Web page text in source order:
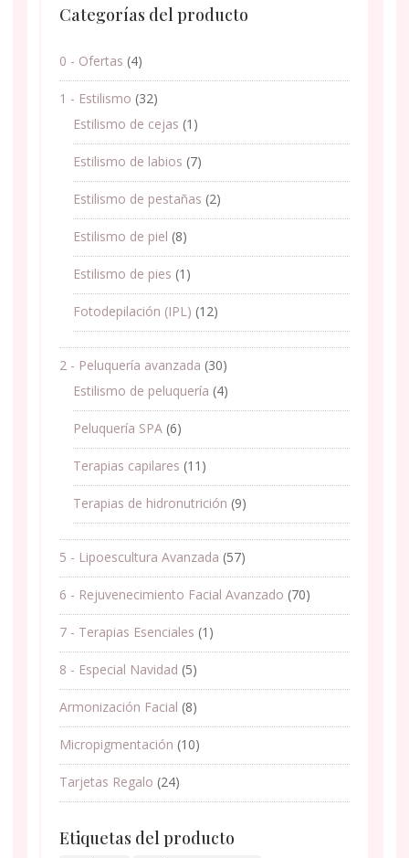
Categorías del producto
0 - Ofertas (4)
1 - Estilismo (32)
Estilismo de cejas (1)
Estilismo de labios (7)
Estilismo de pestañas (2)
Estilismo de piel (8)
Estilismo de pies (1)
Fotodepilación (IPL) (12)
2 - Peluquería avanzada (30)
Estilismo de peluquería (4)
Peluquería SPA (6)
Terapias capilares (11)
Terapias de hidronutrición (9)
5 - Lipoescultura Avanzada (57)
6 - Rejuvenecimiento Facial Avanzado (70)
7 - Terapias Esenciales (1)
8 - Especial Navidad (5)
Armonización Facial (8)
Micropigmentación (10)
Tarjetas Regalo (24)
Etiquetas del producto